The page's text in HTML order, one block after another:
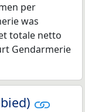
per
was
totale netto
Gendarmerie